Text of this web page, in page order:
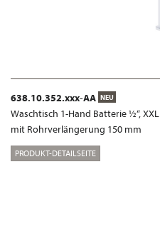
638.10.352.xxx-AA NEU
Waschtisch 1-Hand Batterie ½“, XXL
mit Rohrverlängerung 150 mm
PRODUKT-DETAILSEITE